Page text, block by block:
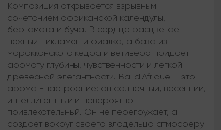
Композиция открывается взрывным
сочетанием африканской календулы,
бергамота и буча. В сердце расцветает
нежный цикламен и фиалка, а база из
марокканского кедра и ветивера придает
аромату глубины, чувственности и легкой
древесной элегантности. Bal d'Afrique – это
аромат-настроение: он солнечный, весенний,
интеллигентный и невероятно
привлекательный. Он не перегружает, а
создает вокруг своего владельца атмосферу